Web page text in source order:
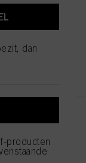
dan
producten